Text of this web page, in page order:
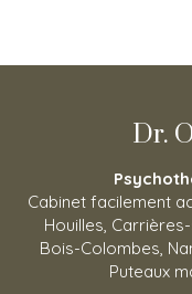
Dr.
Cabinet facilement
Houilles,
Bois-Colombes,
Puteaux